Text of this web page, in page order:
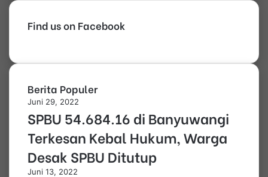
Find us on Facebook
Berita Populer
Juni 29, 2022
SPBU 54.684.16 di Banyuwangi
Terkesan Kebal Hukum, Warga
Desak SPBU Ditutup
Juni 13, 2022